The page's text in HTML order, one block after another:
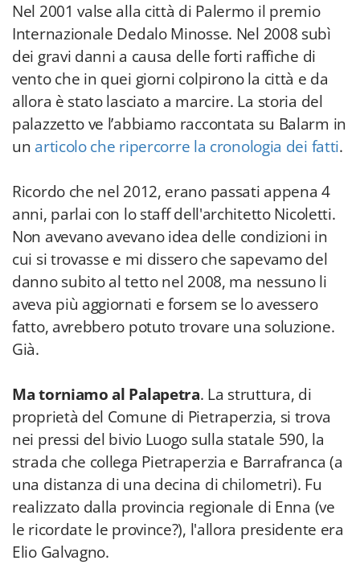
Nel 2001 valse alla città di Palermo il premio
Internazionale Dedalo Minosse. Nel 2008 subì
dei gravi danni a causa delle forti raffiche di
vento che in quei giorni colpirono la città e da
allora è stato lasciato a marcire. La storia del
palazzetto ve l’abbiamo raccontata su Balarm in
un articolo che ripercorre la cronologia dei fatti.
Ricordo che nel 2012, erano passati appena 4
anni, parlai con lo staff dell'architetto Nicoletti.
Non avevano avevano idea delle condizioni in
cui si trovasse e mi dissero che sapevamo del
danno subito al tetto nel 2008, ma nessuno li
aveva più aggiornati e forsem se lo avessero
fatto, avrebbero potuto trovare una soluzione.
Già.
Ma torniamo al Palapetra. La struttura, di
proprietà del Comune di Pietraperzia, si trova
nei pressi del bivio Luogo sulla statale 590, la
strada che collega Pietraperzia e Barrafranca (a
una distanza di una decina di chilometri). Fu
realizzato dalla provincia regionale di Enna (ve
le ricordate le province?), l'allora presidente era
Elio Galvagno.